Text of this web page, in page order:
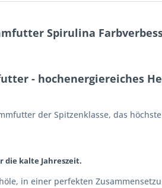
Spirulina
- hochenergiereiches
der Spitzenklasse, das
die kalte Jahreszeit.
in einer perfekten